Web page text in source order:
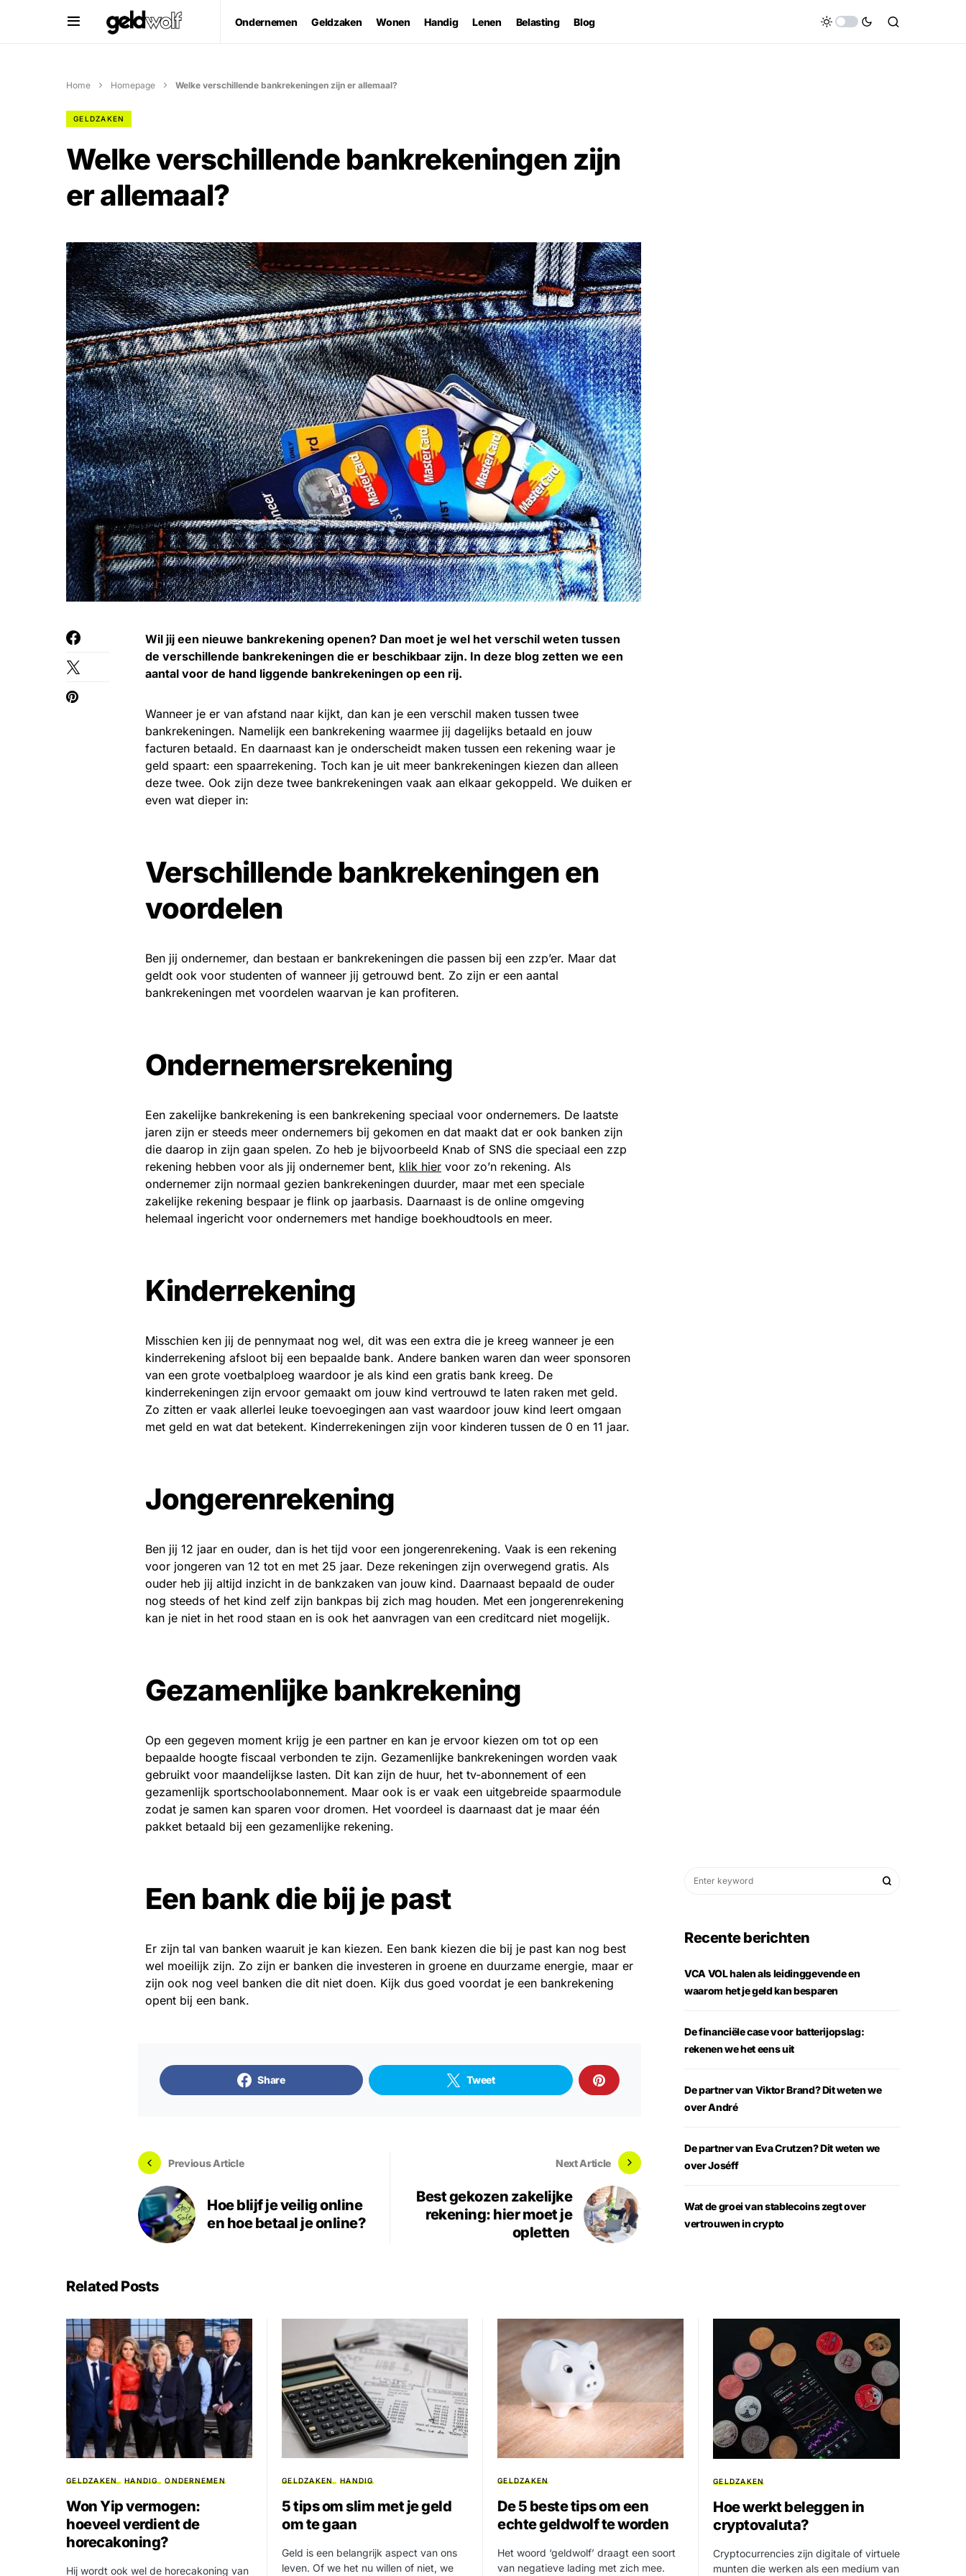
Ondernemen Geldzaken Wonen Handig Lenen Belasting Blog
Home Homepage Welke verschillende bankrekeningen zijn er allemaal?
GELDZAKEN
Welke verschillende bankrekeningen zijn
er allemaal?
Wil jij een nieuwe bankrekening openen? Dan moet je wel het verschil weten tussen
de verschillende bankrekeningen die er beschikbaar zijn. In deze blog zetten we een
aantal voor de hand liggende bankrekeningen op een rij.
Wanneer je er van afstand naar kijkt, dan kan je een verschil maken tussen twee
bankrekeningen. Namelijk een bankrekening waarmee jij dagelijks betaald en jouw
facturen betaald. En daarnaast kan je onderscheidt maken tussen een rekening waar je
geld spaart: een spaarrekening. Toch kan je uit meer bankrekeningen kiezen dan alleen
deze twee. Ook zijn deze twee bankrekeningen vaak aan elkaar gekoppeld. We duiken er
even wat dieper in:
Verschillende bankrekeningen en
voordelen
Ben jij ondernemer, dan bestaan er bankrekeningen die passen bij een zzp’er. Maar dat
geldt ook voor studenten of wanneer jij getrouwd bent. Zo zijn er een aantal
bankrekeningen met voordelen waarvan je kan profiteren.
Ondernemersrekening
Een zakelijke bankrekening is een bankrekening speciaal voor ondernemers. De laatste
jaren zijn er steeds meer ondernemers bij gekomen en dat maakt dat er ook banken zijn
die daarop in zijn gaan spelen. Zo heb je bijvoorbeeld Knab of SNS die speciaal een zzp
rekening hebben voor als jij ondernemer bent, klik hier voor zo’n rekening. Als
ondernemer zijn normaal gezien bankrekeningen duurder, maar met een speciale
zakelijke rekening bespaar je flink op jaarbasis. Daarnaast is de online omgeving
helemaal ingericht voor ondernemers met handige boekhoudtools en meer.
Kinderrekening
Misschien ken jij de pennymaat nog wel, dit was een extra die je kreeg wanneer je een
kinderrekening afsloot bij een bepaalde bank. Andere banken waren dan weer sponsoren
van een grote voetbalploeg waardoor je als kind een gratis bank kreeg. De
kinderrekeningen zijn ervoor gemaakt om jouw kind vertrouwd te laten raken met geld.
Zo zitten er vaak allerlei leuke toevoegingen aan vast waardoor jouw kind leert omgaan
met geld en wat dat betekent. Kinderrekeningen zijn voor kinderen tussen de 0 en 11 jaar.
Jongerenrekening
Ben jij 12 jaar en ouder, dan is het tijd voor een jongerenrekening. Vaak is een rekening
voor jongeren van 12 tot en met 25 jaar. Deze rekeningen zijn overwegend gratis. Als
ouder heb jij altijd inzicht in de bankzaken van jouw kind. Daarnaast bepaald de ouder
nog steeds of het kind zelf zijn bankpas bij zich mag houden. Met een jongerenrekening
kan je niet in het rood staan en is ook het aanvragen van een creditcard niet mogelijk.
Gezamenlijke bankrekening
Op een gegeven moment krijg je een partner en kan je ervoor kiezen om tot op een
bepaalde hoogte fiscaal verbonden te zijn. Gezamenlijke bankrekeningen worden vaak
gebruikt voor maandelijkse lasten. Dit kan zijn de huur, het tv-abonnement of een
gezamenlijk sportschoolabonnement. Maar ook is er vaak een uitgebreide spaarmodule
zodat je samen kan sparen voor dromen. Het voordeel is daarnaast dat je maar één
pakket betaald bij een gezamenlijke rekening.
Een bank die bij je past
Er zijn tal van banken waaruit je kan kiezen. Een bank kiezen die bij je past kan nog best
wel moeilijk zijn. Zo zijn er banken die investeren in groene en duurzame energie, maar er
zijn ook nog veel banken die dit niet doen. Kijk dus goed voordat je een bankrekening
opent bij een bank.
Share Tweet
Previous Article
Hoe blijf je veilig online
en hoe betaal je online?
Next Article
Best gekozen zakelijke
rekening: hier moet je
opletten
Recente berichten
VCA VOL halen als leidinggevende en
waarom het je geld kan besparen
De financiële case voor batterijopslag:
rekenen we het eens uit
De partner van Viktor Brand? Dit weten we
over André
De partner van Eva Crutzen? Dit weten we
over Joséff
Wat de groei van stablecoins zegt over
vertrouwen in crypto
Related Posts
GELDZAKEN HANDIG ONDERNEMEN
Won Yip vermogen:
hoeveel verdient de
horecakoning?
Hij wordt ook wel de horecakoning van
GELDZAKEN HANDIG
5 tips om slim met je geld
om te gaan
Geld is een belangrijk aspect van ons
leven. Of we het nu willen of niet, we
GELDZAKEN
De 5 beste tips om een
echte geldwolf te worden
Het woord ‘geldwolf’ draagt een soort
van negatieve lading met zich mee.
GELDZAKEN
Hoe werkt beleggen in
cryptovaluta?
Cryptocurrencies zijn digitale of virtuele
munten die werken als een medium van